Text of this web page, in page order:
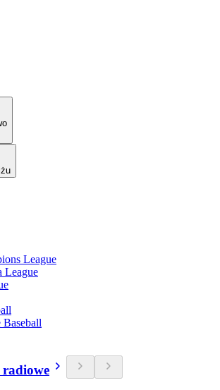
League
League
radiowe